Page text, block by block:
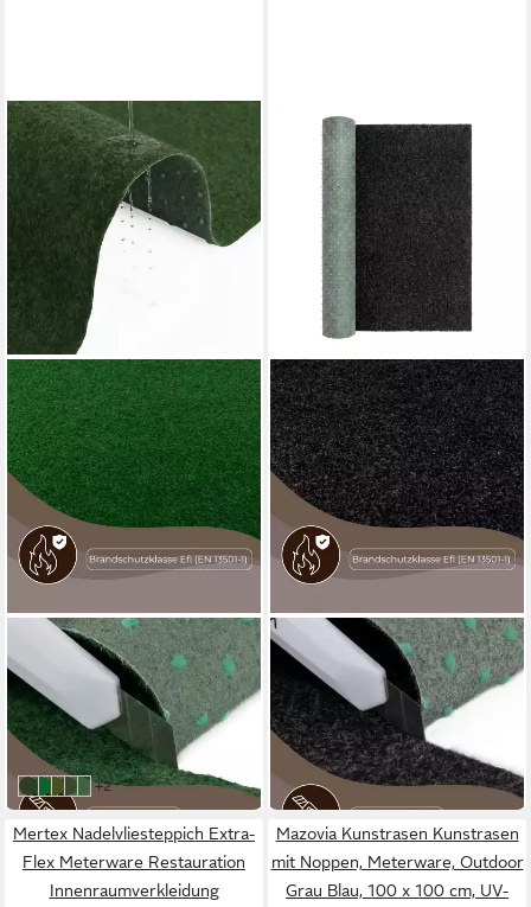
MAZOVIA
Kunstrasen Mazovia
Kunstrasen Grün Wetterfest
Rasenteppich Meterware
ab 20,14 € UVP 35,85 €
-44%
in 5-6 Werktagen bei dir
grün - Höhe: 4mm
grün - Höhe: 6mm
grün - Höhe: 7mm
grün 2 - Höhe: 7mm
dunkelgrün - Höhe: 6mm
weitere Farben:
+2
MAZOVIA
Kunstrasen Mazovia
Kunstrasen Grau Anthrazit
Wetterfest Rasenteppich
Meterware
ab 10,07 € UVP 17,92 €
-44%
in 5-6 Werktagen bei dir
Mertex Nadelvliesteppich Extra-
Flex Meterware Restauration
Innenraumverkleidung
Mazovia Kunstrasen Kunstrasen
mit Noppen, Meterware, Outdoor
Grau Blau, 100 x 100 cm, UV-